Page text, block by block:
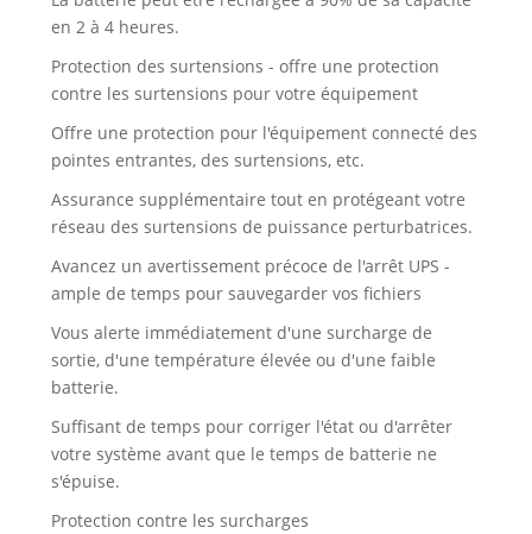
en 2 à 4 heures.
Protection des surtensions - offre une protection
contre les surtensions pour votre équipement
Offre une protection pour l'équipement connecté des
pointes entrantes, des surtensions, etc.
Assurance supplémentaire tout en protégeant votre
réseau des surtensions de puissance perturbatrices.
Avancez un avertissement précoce de l'arrêt UPS -
ample de temps pour sauvegarder vos fichiers
Vous alerte immédiatement d'une surcharge de
sortie, d'une température élevée ou d'une faible
batterie.
Suffisant de temps pour corriger l'état ou d'arrêter
votre système avant que le temps de batterie ne
s'épuise.
Protection contre les surcharges